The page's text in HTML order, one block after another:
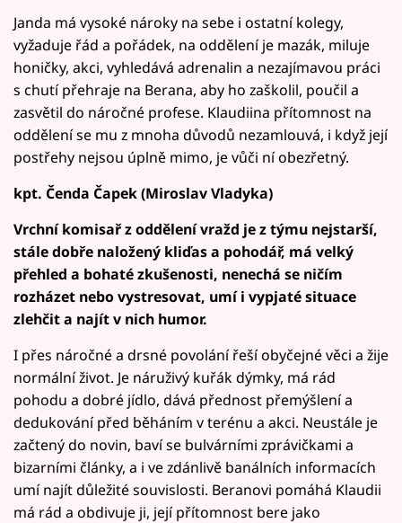
Janda má vysoké nároky na sebe i ostatní kolegy,
vyžaduje řád a pořádek, na oddělení je mazák, miluje
honičky, akci, vyhledává adrenalin a nezajímavou práci
s chutí přehraje na Berana, aby ho zaškolil, poučil a
zasvětil do náročné profese. Klaudiina přítomnost na
oddělení se mu z mnoha důvodů nezamlouvá, i když její
postřehy nejsou úplně mimo, je vůči ní obezřetný.
kpt. Čenda Čapek (Miroslav Vladyka)
Vrchní komisař z oddělení vražd je z týmu nejstarší,
stále dobře naložený kliďas a pohodář, má velký
přehled a bohaté zkušenosti, nenechá se ničím
rozházet nebo vystresovat, umí i vypjaté situace
zlehčit a najít v nich humor.
I přes náročné a drsné povolání řeší obyčejné věci a žije
normální život. Je náruživý kuřák dýmky, má rád
pohodu a dobré jídlo, dává přednost přemýšlení a
dedukování před běháním v terénu a akci. Neustále je
začtený do novin, baví se bulvárními zprávičkami a
bizarními články, a i ve zdánlivě banálních informacích
umí najít důležité souvislosti. Beranovi pomáhá Klaudii
má rád a obdivuje ji, její přítomnost bere jako